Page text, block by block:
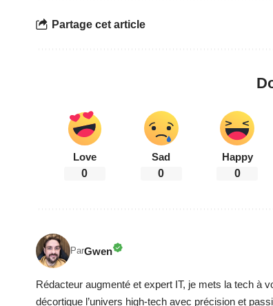
Partage cet article
Love
0
Sad
0
Happy
0
ParGwen
Rédacteur augmenté et expert IT, je mets la tech à
décortique l’univers high-tech avec précision et